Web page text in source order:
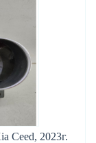
Ceed, 2023г.